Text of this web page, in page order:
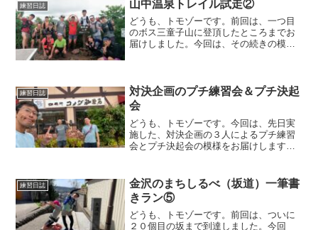
練習日誌 山中温泉トレイル試走②
どうも、トモゾーです。前回は、一つ目
のボス三童子山に登頂したところまでお
届けしました。今回は、その続きの模様
りが苦手な何人かは、ワー...
練習日誌
対決企画のプチ練習会＆プチ決起
会
どうも、トモゾーです。今回は、先日実
施した、対決企画の３人によるプチ練習
会とプチ決起会の模様をお届けします。
対決企画立案、今年の初めに企画発表を
したものの、なかなか予定...
練習日誌
金沢のまちしるべ（坂道）一筆書
きラン⑤
どうも、トモゾーです。前回は、ついに
２０個目の坂まで到達しました。今回